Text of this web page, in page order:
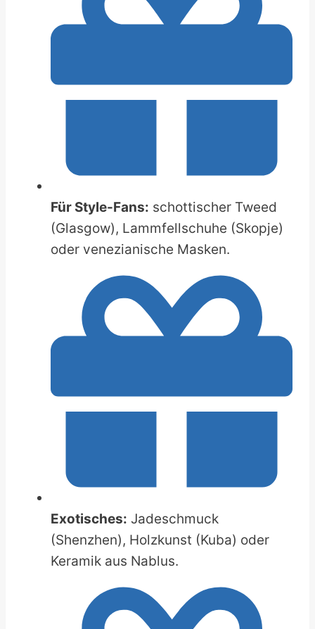
Für Style-Fans: schottischer Tweed
(Glasgow), Lammfellschuhe (Skopje)
oder venezianische Masken.
Exotisches: Jadeschmuck
(Shenzhen), Holzkunst (Kuba) oder
Keramik aus Nablus.